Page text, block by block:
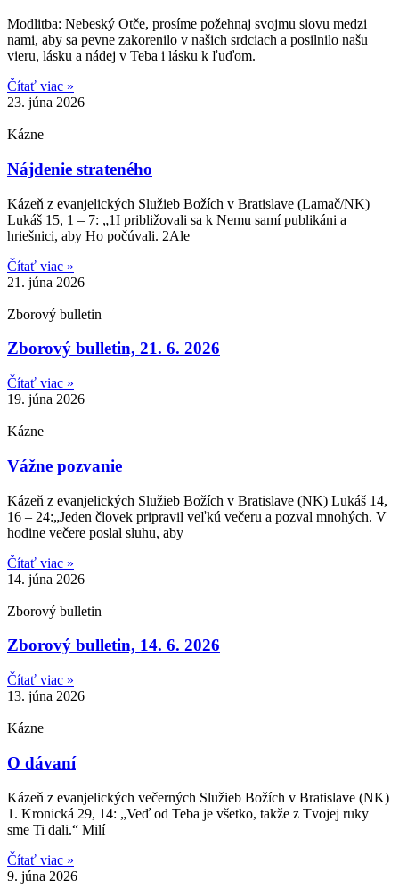
Modlitba: Nebeský Otče, prosíme požehnaj svojmu slovu medzi
nami, aby sa pevne zakorenilo v našich srdciach a posilnilo našu
vieru, lásku a nádej v Teba i lásku k ľuďom.
Čítať viac »
23. júna 2026
Kázne
Nájdenie strateného
Kázeň z evanjelických Služieb Božích v Bratislave (Lamač/NK)
Lukáš 15, 1 – 7: „1I približovali sa k Nemu samí publikáni a
hriešnici, aby Ho počúvali. 2Ale
Čítať viac »
21. júna 2026
Zborový bulletin
Zborový bulletin, 21. 6. 2026
Čítať viac »
19. júna 2026
Kázne
Vážne pozvanie
Kázeň z evanjelických Služieb Božích v Bratislave (NK) Lukáš 14,
16 – 24:„Jeden človek pripravil veľkú večeru a pozval mnohých. V
hodine večere poslal sluhu, aby
Čítať viac »
14. júna 2026
Zborový bulletin
Zborový bulletin, 14. 6. 2026
Čítať viac »
13. júna 2026
Kázne
O dávaní
Kázeň z evanjelických večerných Služieb Božích v Bratislave (NK)
1. Kronická 29, 14: „Veď od Teba je všetko, takže z Tvojej ruky
sme Ti dali.“ Milí
Čítať viac »
9. júna 2026